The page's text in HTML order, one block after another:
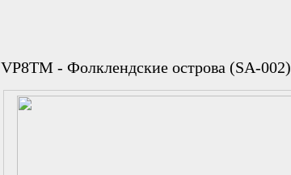
VP8TM - Фолклендские острова (SA-002)